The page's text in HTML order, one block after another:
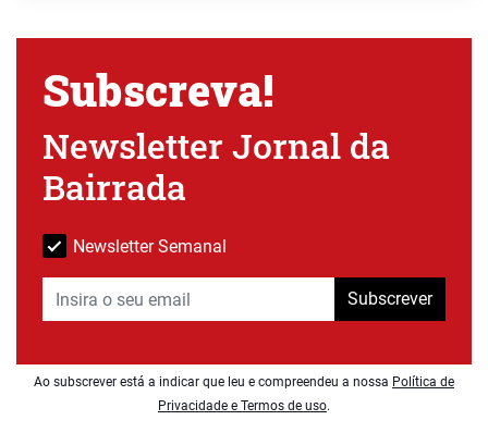
Subscreva!
Newsletter Jornal da
Bairrada
Newsletter Semanal
Subscrever
Ao subscrever está a indicar que leu e compreendeu a nossa Política de
Privacidade e Termos de uso.